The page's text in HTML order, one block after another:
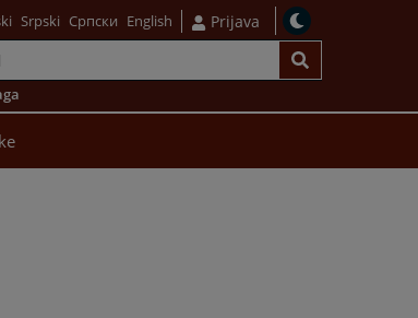
Srpski Српски English Prijava